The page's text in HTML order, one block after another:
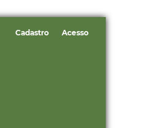
Cadastro Acesso